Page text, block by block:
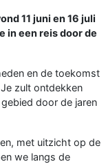
11 juni en 16 juli
in een reis door de
en de toekomst
zult ontdekken
door de jaren
met uitzicht op de
we langs de